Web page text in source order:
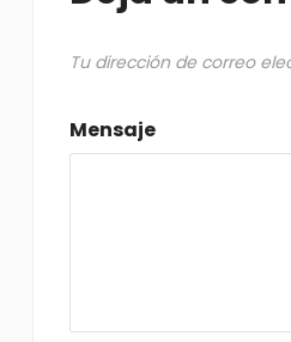
Tu dirección de correo
Mensaje